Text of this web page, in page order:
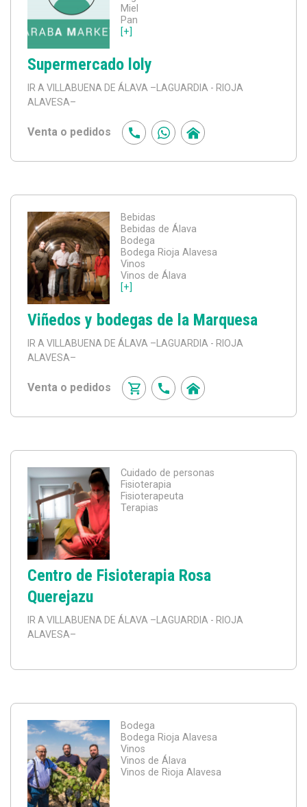
Miel
Pan
[+]
Supermercado loly
IR A VILLABUENA DE ÁLAVA –LAGUARDIA - RIOJA
ALAVESA–
Venta o pedidos
Bebidas
Bebidas de Álava
Bodega
Bodega Rioja Alavesa
Vinos
Vinos de Álava
[+]
Viñedos y bodegas de la Marquesa
IR A VILLABUENA DE ÁLAVA –LAGUARDIA - RIOJA
ALAVESA–
Venta o pedidos
Cuidado de personas
Fisioterapia
Fisioterapeuta
Terapias
Centro de Fisioterapia Rosa
Querejazu
IR A VILLABUENA DE ÁLAVA –LAGUARDIA - RIOJA
ALAVESA–
Bodega
Bodega Rioja Alavesa
Vinos
Vinos de Álava
Vinos de Rioja Alavesa